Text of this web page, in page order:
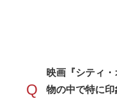
Q
映画『シティ
物の中で特に